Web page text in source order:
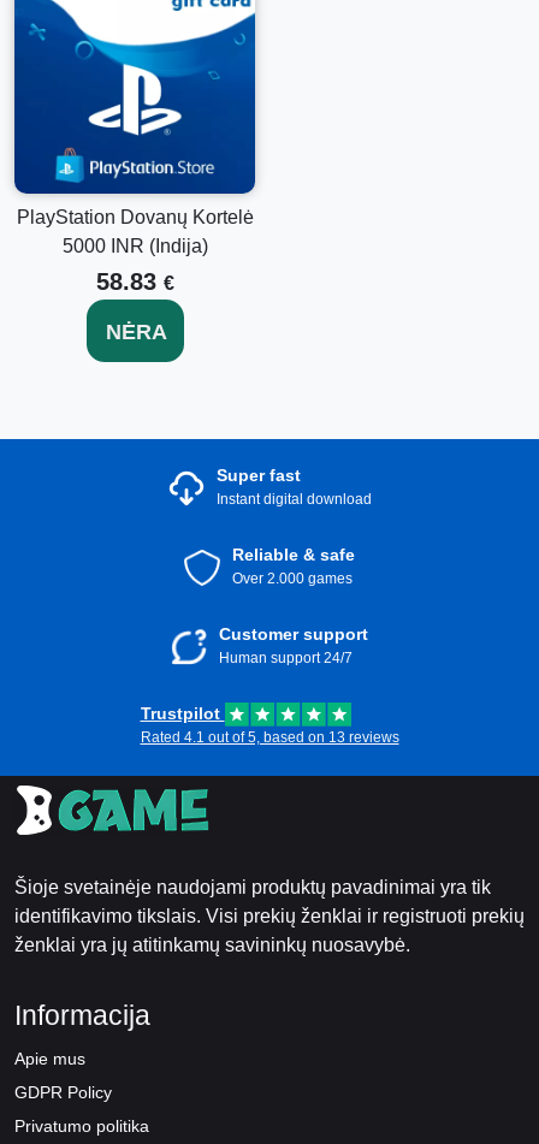
PlayStation Dovanų Kortelė
5000 INR (Indija)
58.83 €
NĖRA
Super fast
Instant digital download
Reliable & safe
Over 2.000 games
Customer support
Human support 24/7
Trustpilot
Rated 4.1 out of 5, based on 13 reviews
Šioje svetainėje naudojami produktų pavadinimai yra tik
identifikavimo tikslais. Visi prekių ženklai ir registruoti prekių
ženklai yra jų atitinkamų savininkų nuosavybė.
Informacija
Apie mus
GDPR Policy
Privatumo politika